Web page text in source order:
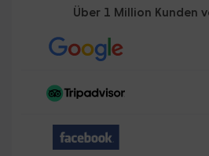
Über 1 Million Kunden